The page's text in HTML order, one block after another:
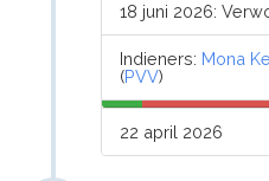
18 juni 2026:
Indieners: Mona
(PVV)
22 april 2026